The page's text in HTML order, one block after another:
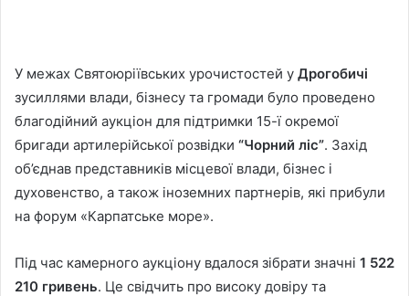
У межах Святоюріївських урочистостей у Дрогобичі
зусиллями влади, бізнесу та громади було проведено
благодійний аукціон для підтримки 15-ї окремої
бригади артилерійської розвідки “Чорний ліс”. Захід
об’єднав представників місцевої влади, бізнес і
духовенство, а також іноземних партнерів, які прибули
на форум «Карпатське море».
Під час камерного аукціону вдалося зібрати значні 1 522
210 гривень. Це свідчить про високу довіру та